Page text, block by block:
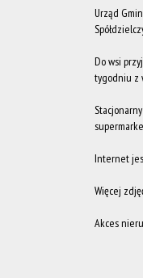
Urząd
Do wsi
tygodniu z
Internet
Więcej
Akces